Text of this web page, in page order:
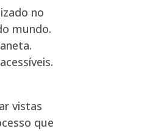
no
mundo.
vistas
que